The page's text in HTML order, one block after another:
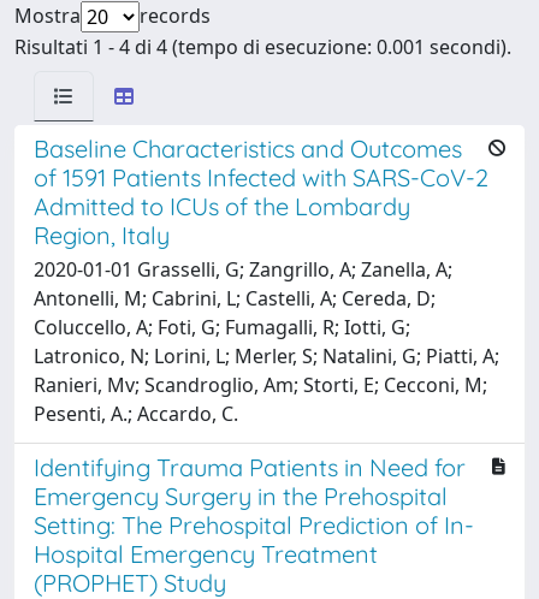
Mostra
records
Risultati 1 - 4 di 4 (tempo di esecuzione: 0.001 secondi).
Baseline Characteristics and Outcomes
of 1591 Patients Infected with SARS-CoV-2
Admitted to ICUs of the Lombardy
Region, Italy
2020-01-01 Grasselli, G; Zangrillo, A; Zanella, A;
Antonelli, M; Cabrini, L; Castelli, A; Cereda, D;
Coluccello, A; Foti, G; Fumagalli, R; Iotti, G;
Latronico, N; Lorini, L; Merler, S; Natalini, G; Piatti, A;
Ranieri, Mv; Scandroglio, Am; Storti, E; Cecconi, M;
Pesenti, A.; Accardo, C.
Identifying Trauma Patients in Need for
Emergency Surgery in the Prehospital
Setting: The Prehospital Prediction of In-
Hospital Emergency Treatment
(PROPHET) Study